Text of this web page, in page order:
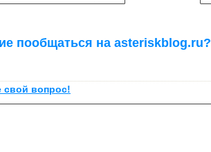
пообщаться на asteriskblog.ru?
свой вопрос!